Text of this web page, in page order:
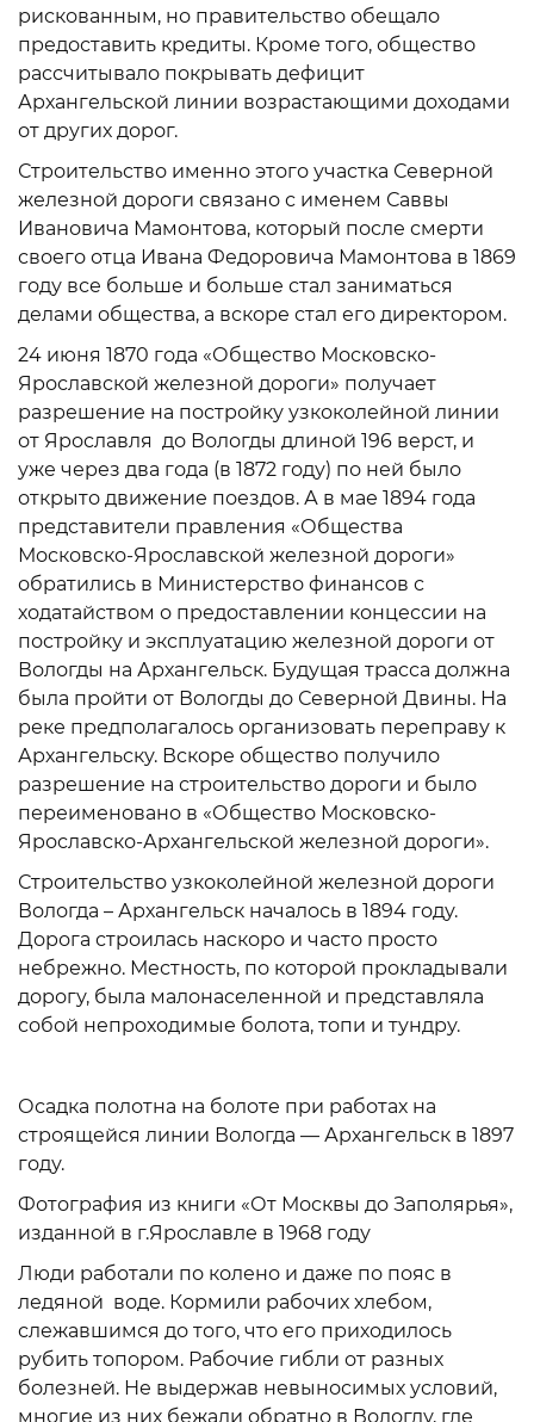
рискованным, но правительство обещало
предоставить кредиты. Кроме того, общество
рассчитывало покрывать дефицит
Архангельской линии возрастающими доходами
от других дорог.
Строительство именно этого участка Северной
железной дороги связано с именем Саввы
Ивановича Мамонтова, который после смерти
своего отца Ивана Федоровича Мамонтова в 1869
году все больше и больше стал заниматься
делами общества, а вскоре стал его директором.
24 июня 1870 года «Общество Московско-
Ярославской железной дороги» получает
разрешение на постройку узкоколейной линии
от Ярославля до Вологды длиной 196 верст, и
уже через два года (в 1872 году) по ней было
открыто движение поездов. А в мае 1894 года
представители правления «Общества
Московско-Ярославской железной дороги»
обратились в Министерство финансов с
ходатайством о предоставлении концессии на
постройку и эксплуатацию железной дороги от
Вологды на Архангельск. Будущая трасса должна
была пройти от Вологды до Северной Двины. На
реке предполагалось организовать переправу к
Архангельску. Вскоре общество получило
разрешение на строительство дороги и было
переименовано в «Общество Московско-
Ярославско-Архангельской железной дороги».
Строительство узкоколейной железной дороги
Вологда – Архангельск началось в 1894 году.
Дорога строилась наскоро и часто просто
небрежно. Местность, по которой прокладывали
дорогу, была малонаселенной и представляла
собой непроходимые болота, топи и тундру.
Осадка полотна на болоте при работах на
строящейся линии Вологда — Архангельск в 1897
году.
Фотография из книги «От Москвы до Заполярья»,
изданной в г.Ярославле в 1968 году
Люди работали по колено и даже по пояс в
ледяной воде. Кормили рабочих хлебом,
слежавшимся до того, что его приходилось
рубить топором. Рабочие гибли от разных
болезней. Не выдержав невыносимых условий,
многие из них бежали обратно в Вологду, где